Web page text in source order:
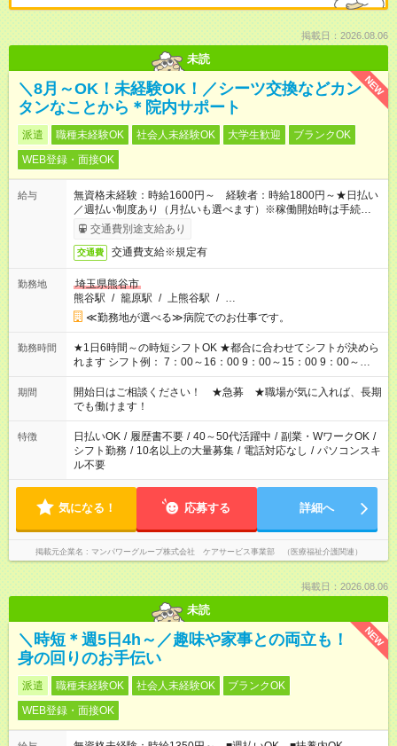
掲載日：2026.08.06
未読
NEW
＼8月～OK！未経験OK！／シーツ交換などカン
タンなことから＊院内サポート
派遣 職種未経験OK 社会人未経験OK 大学生歓迎
ブランクOK
WEB登録・面接OK
給与
無資格未経験：時給1600円～ 経験者：時給1800円～★日払い
／週払い制度あり（月払いも選べます）※稼働開始時は手続き完
了次第のお支払いとなります。
交通費別途支給あり
交通費 交通費支給※規定有
勤務地
埼玉県熊谷市
熊谷駅 / 籠原駅 / 上熊谷駅 / …
≪勤務地が選べる≫病院でのお仕事です。
勤務時間
★1日6時間～の時短シフトOK ★都合に合わせてシフトが決めら
れます シフト例： 7：00～16：00 9：00～15：00 9：00～
18：00 11：00～20：00 など ※Wワークの場合、他のお仕事と
合わせ週40時間超の就業はご案内できません ※法令に基づき、
週20時間以上勤務は社会保険への加入対象となります ※労働者
派遣法（日雇い派遣の原則禁止）により、短時間・短期間の就
業はご案内が難しい場合があります
期間
開始日はご相談ください！ ★急募 ★職場が気に入れば、長期
でも働けます！
特徴 日払いOK / 履歴書不要 / 40～50代活躍中 / 副業・WワークOK /
シフト勤務 / 10名以上の大量募集 / 電話対応なし / パソコンスキ
ル不要
気になる！ 応募する 詳細へ
掲載元企業名 マンパワーグループ株式会社 ケアサービス事業部 （医療福祉介護関連）
掲載日：2026.08.06
未読
NEW
＼時短＊週5日4h～／趣味や家事との両立も！
身の回りのお手伝い
派遣 職種未経験OK 社会人未経験OK
ブランクOK
WEB登録・面接OK